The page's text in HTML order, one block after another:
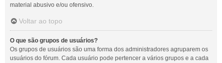
material abusivo e/ou ofensivo.
Voltar ao topo
O que são grupos de usuários?
Os grupos de usuários são uma forma dos administradores agruparem os
usuários do fórum. Cada usuário pode pertencer a vários grupos e a cada